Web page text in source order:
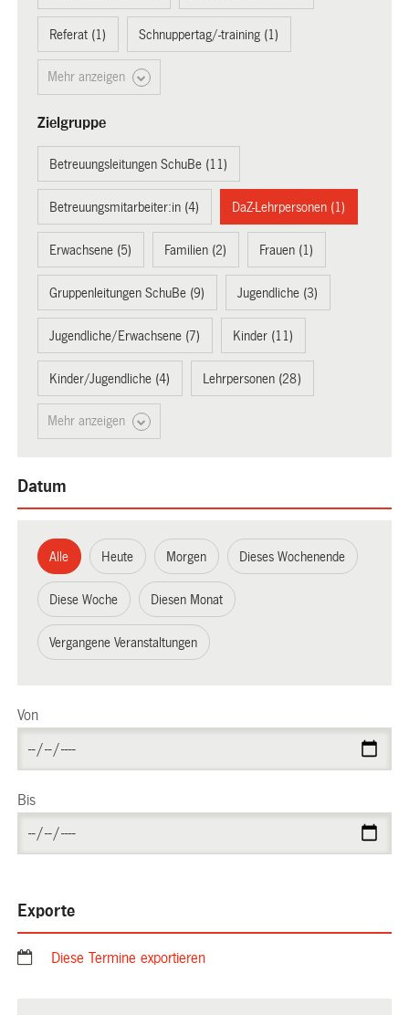
Referat (1) Schnuppertag/-training (1)
Mehr anzeigen
Zielgruppe
Betreuungsleitungen SchuBe (11)
Betreuungsmitarbeiter:in (4) DaZ-Lehrpersonen (1)
Erwachsene (5) Familien (2) Frauen (1)
Gruppenleitungen SchuBe (9) Jugendliche (3)
Jugendliche/Erwachsene (7) Kinder (11)
Kinder/Jugendliche (4) Lehrpersonen (28)
Mehr anzeigen
Datum
Alle Heute Morgen Dieses Wochenende
Diese Woche Diesen Monat
Vergangene Veranstaltungen
Von
Bis
Exporte
Diese Termine exportieren